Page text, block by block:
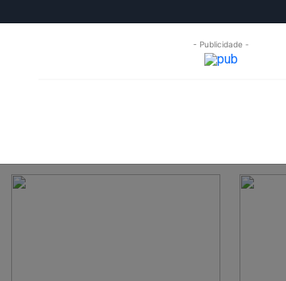
FREGUESIAS- Publicidade -
de
e Jovim